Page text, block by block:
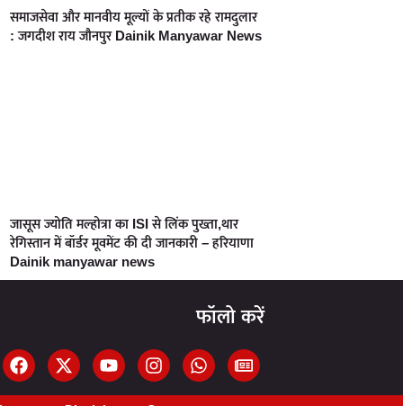
समाजसेवा और मानवीय मूल्यों के प्रतीक रहे रामदुलार
: जगदीश राय जौनपुर Dainik Manyawar News
जासूस ज्योति मल्होत्रा का ISI से लिंक पुख्ता,थार
रेगिस्तान में बॉर्डर मूवमेंट की दी जानकारी – हरियाणा
Dainik manyawar news
फॉलो करें